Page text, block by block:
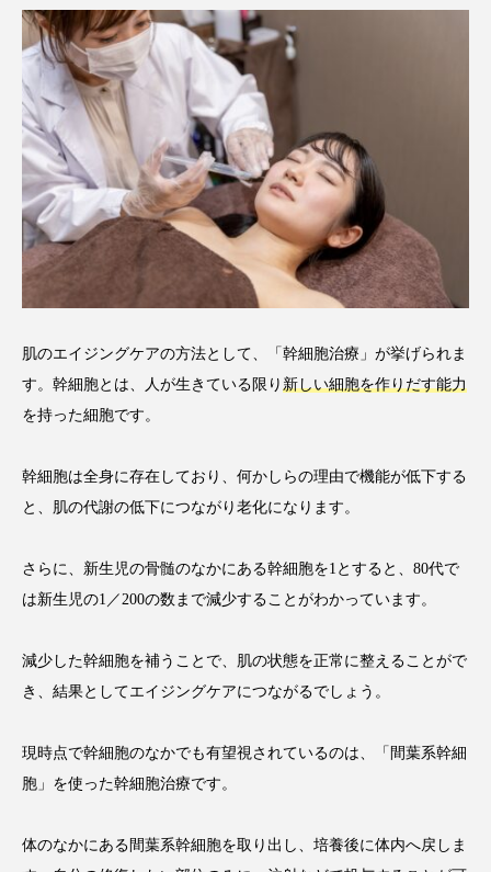
肌のエイジングケアの方法として、「幹細胞治療」が挙げられま
す。幹細胞とは、人が生きている限り 新しい細胞を作りだす能力
を持った細胞です。
幹細胞は全身に存在しており、何かしらの理由で機能が低下する
と、肌の代謝の低下につながり老化になります。
さらに、新生児の骨髄のなかにある幹細胞を1とすると、80代で
は新生児の1／200の数まで減少することがわかっています。
減少した幹細胞を補うことで、肌の状態を正常に整えることがで
き、結果としてエイジングケアにつながるでしょう。
現時点で幹細胞のなかでも有望視されているのは、「間葉系幹細
胞」を使った幹細胞治療です。
体のなかにある間葉系幹細胞を取り出し、培養後に体内へ戻しま